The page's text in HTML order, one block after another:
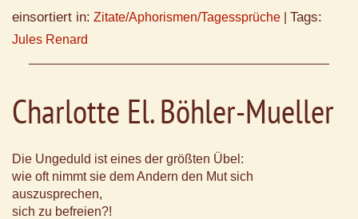
einsortiert in: Zitate/Aphorismen/Tagessprüche Tags:
Jules Renard
Charlotte El. Böhler-Mueller
Die Ungeduld ist eines der größten Übel:
wie oft nimmt sie dem Andern den Mut sich
auszusprechen,
sich zu befreien?!